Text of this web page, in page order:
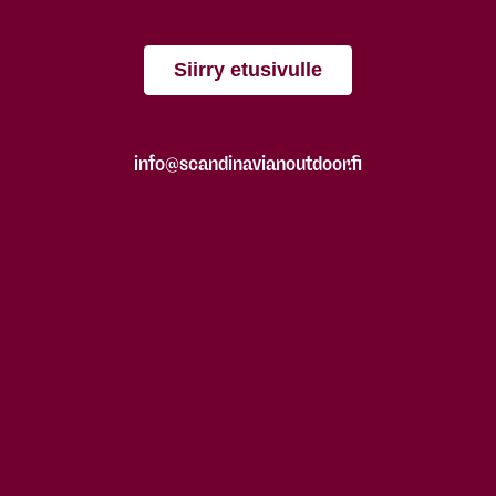
Siirry etusivulle
info@scandinavianoutdoor.fi